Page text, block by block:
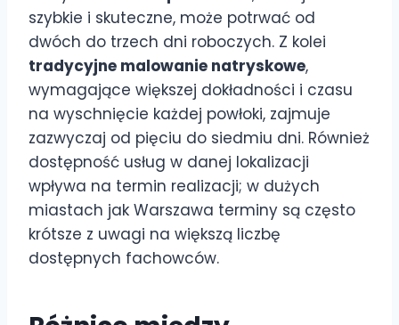
szybkie i skuteczne, może potrwać od
dwóch do trzech dni roboczych. Z kolei
tradycyjne malowanie natryskowe,
wymagające większej dokładności i czasu
na wyschnięcie każdej powłoki, zajmuje
zazwyczaj od pięciu do siedmiu dni. Również
dostępność usług w danej lokalizacji
wpływa na termin realizacji; w dużych
miastach jak Warszawa terminy są często
krótsze z uwagi na większą liczbę
dostępnych fachowców.